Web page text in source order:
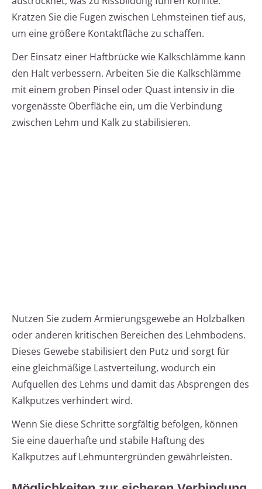
Kratzen Sie die Fugen zwischen Lehmsteinen tief aus,
um eine größere Kontaktfläche zu schaffen.
Der Einsatz einer Haftbrücke wie Kalkschlämme kann
den Halt verbessern. Arbeiten Sie die Kalkschlämme
mit einem groben Pinsel oder Quast intensiv in die
vorgenässte Oberfläche ein, um die Verbindung
zwischen Lehm und Kalk zu stabilisieren.
Nutzen Sie zudem Armierungsgewebe an Holzbalken
oder anderen kritischen Bereichen des Lehmbodens.
Dieses Gewebe stabilisiert den Putz und sorgt für
eine gleichmäßige Lastverteilung, wodurch ein
Aufquellen des Lehms und damit das Absprengen des
Kalkputzes verhindert wird.
Wenn Sie diese Schritte sorgfältig befolgen, können
Sie eine dauerhafte und stabile Haftung des
Kalkputzes auf Lehmuntergründen gewährleisten.